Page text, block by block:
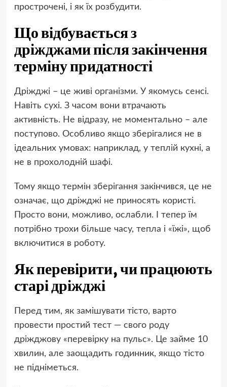
прострочені, і як їх розбудити.
Що відбувається з
дріжджами після закінчення
терміну придатності
Дріжджі – це живі організми. У якомусь сенсі.
Навіть сухі. З часом вони втрачають
активність. Не відразу, не моментально – але
поступово. Особливо якщо зберігалися не в
ідеальних умовах: наприклад, у теплій кухні, а
не в прохолодній шафі.
Тому якщо термін зберігання закінчився, це не
означає, що дріжджі не приносять користі.
Просто вони, можливо, ослабли. І тепер їм
потрібно трохи більше часу, тепла і «їжі», щоб
включитися в роботу.
Як перевірити, чи працюють
старі дріжджі
Перед тим, як замішувати тісто, варто
провести простий тест — свого роду
дріжджову «перевірку на пульс». Це займе 10
хвилин, але заощадить годинник, якщо тісто
не підніметься.